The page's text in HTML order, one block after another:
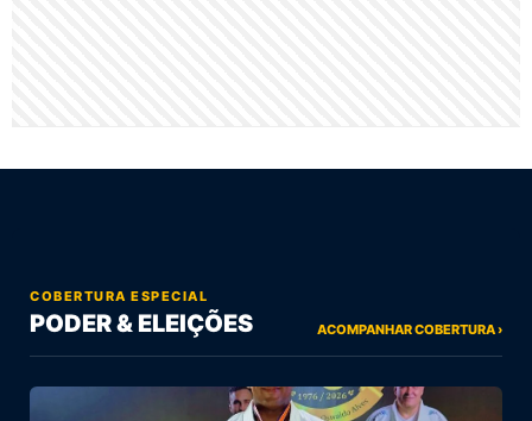
COBERTURA ESPECIAL
PODER & ELEIÇÕES ACOMPANHAR COBERTURA ›